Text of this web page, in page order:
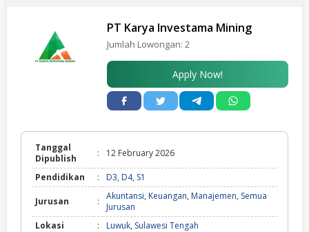
PT Karya Investama Mining
Jumlah Lowongan: 2
Apply Now!
Tanggal
Dipublish
: 12 February 2026
Pendidikan : D3, D4, S1
Jurusan : Akuntansi, Keuangan, Manajemen, Semua
Jurusan
Lokasi
: Luwuk, Sulawesi Tengah